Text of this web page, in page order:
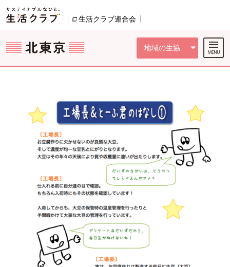
ページの先頭です。
生活クラブ連合会
地域の生協
ここからサイト内共通メニューです。
サイト内共通メニューをスキップする
サイト内共通メニューここまで。